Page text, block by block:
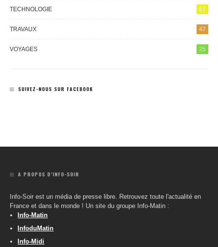
TECHNOLOGIE 67
TRAVAUX 47
VOYAGES 25
SUIVEZ-NOUS SUR FACEBOOK
A PROPOS D’INFO-SOIR
Info-Soir est un média de presse libre. Retrouvez toute l'actualité en
France et dans le monde ! Un site du groupe Info-Matin :
Info-Matin
InfoduMatin
Info-Midi